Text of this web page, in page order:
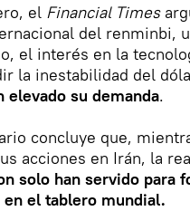
el Financial Times
del renminbi,
el interés en la
la inestabilidad del
elevado su demanda.
concluye que,
acciones en Irán, la
solo han servido para
el tablero mundial.